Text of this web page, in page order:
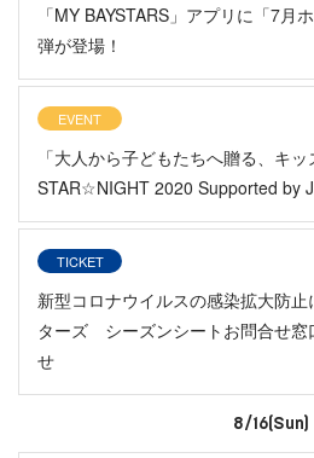
「MY BAYSTARS」アプリに「7月
弾が登場！
EVENT
「大人から子どもたちへ贈る、キ
STAR☆NIGHT 2020 Supported by
TICKET
新型コロナウイルスの感染拡大防
ターズ シーズンシートお問合せ窓
せ
8/16(Sun)